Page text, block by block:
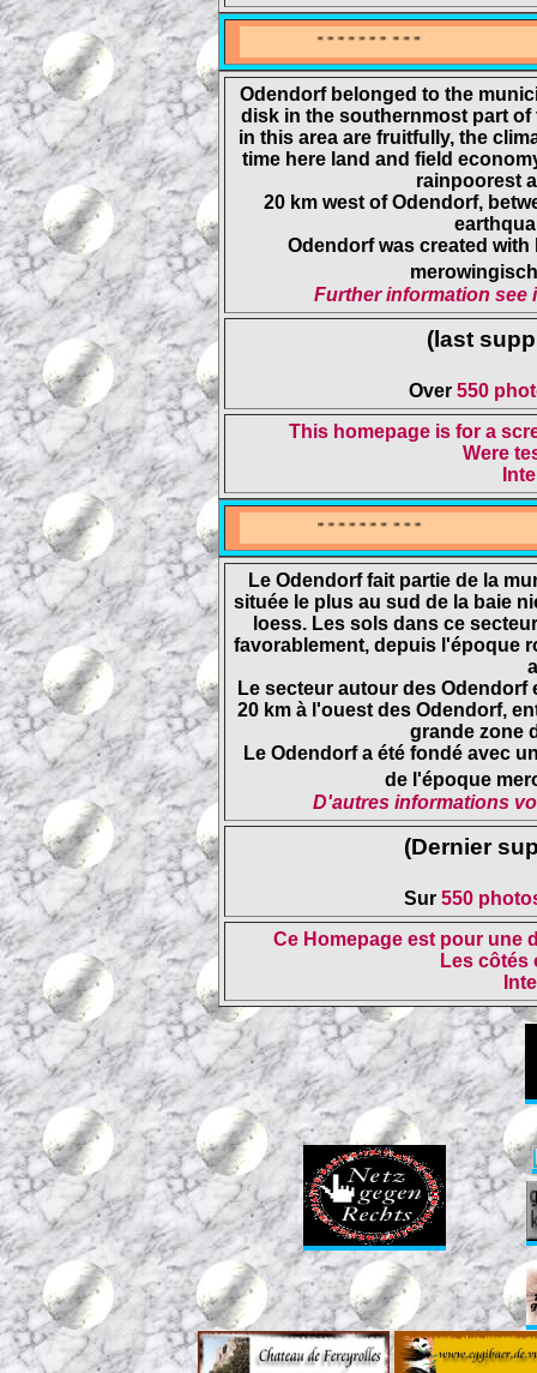
- - - - - - - - - -
Odendorf belonged to the
disk in the southernmost part
in this area are fruitfully, the
time here land and field
rainpoorest
20 km west of Odendorf,
Odendorf was created
Further information see
(last
Over 550
This homepage is for a
Were
- - - - - - - - - -
Le Odendorf fait partie de la
située le plus au sud de la baie
loess. Les sols dans ce
favorablement, depuis l'époque
Le secteur autour des
20 km à l'ouest des Odendorf,
grande zone
Le Odendorf a été fondé avec
de l'époque
D'autres informations
(Dernier
Sur 550
Ce Homepage est pour une
Les côtés